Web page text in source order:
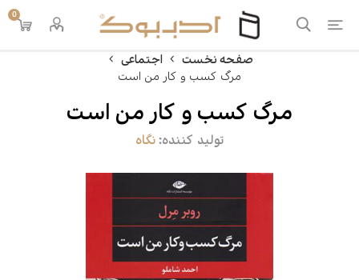
0
صفحه نخست
اجتماعی
مرگ کسب و کار من است
مرگ کسب و کار من است
تولید کننده: نگاه